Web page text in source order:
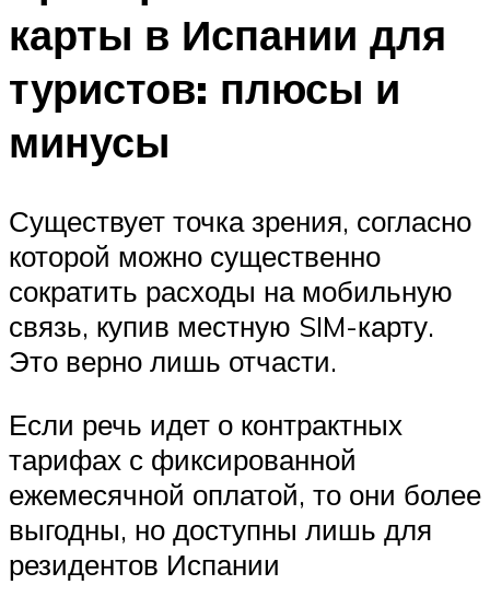
карты в Испании для
туристов: плюсы и
минусы
Существует точка зрения, согласно
которой можно существенно
сократить расходы на мобильную
связь, купив местную SIM-карту.
Это верно лишь отчасти.
Если речь идет о контрактных
тарифах с фиксированной
ежемесячной оплатой, то они более
выгодны, но доступны лишь для
резидентов Испании